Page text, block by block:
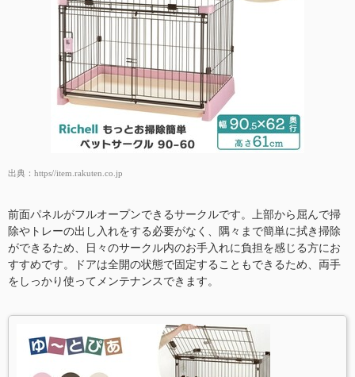
出典： https//item.rakuten.co.jp
前面パネルがフルオープンできるサークルです。上部から屈んで掃
除やトレーの出し入れをする必要がなく、隅々まで簡単に拭き掃除
ができるため、日々のサークル内のお手入れに負担を感じる方にお
すすめです。ドアは全開の状態で固定することもできるため、両手
をしっかり使ってメンテナンスできます。